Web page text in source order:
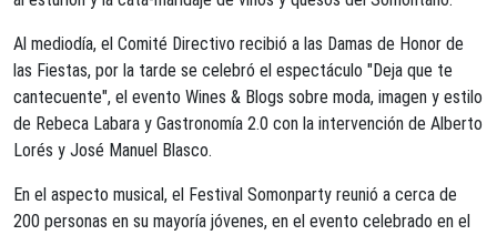
Al mediodía, el Comité Directivo recibió a las Damas de Honor de
las Fiestas, por la tarde se celebró el espectáculo "Deja que te
cantecuente", el evento Wines & Blogs sobre moda, imagen y estilo
de Rebeca Labara y Gastronomía 2.0 con la intervención de Alberto
Lorés y José Manuel Blasco.
En el aspecto musical, el Festival Somonparty reunió a cerca de
200 personas en su mayoría jóvenes, en el evento celebrado en el